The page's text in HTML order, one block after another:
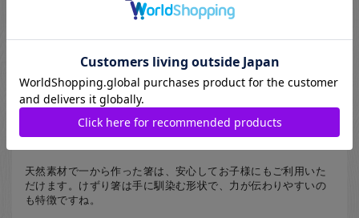
012-NTOG-01-CH-08
天然素材で一から作った箸は、安心してお子様にもご利用いた
だけます。けずり箸は手に馴染む形状で、力が伝わりやすいの
も特徴ですね。